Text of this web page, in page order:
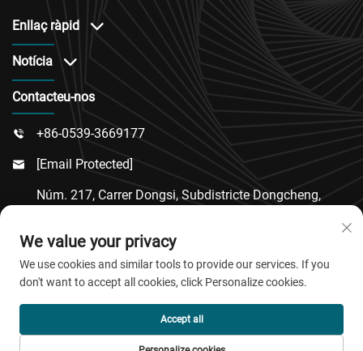
Enllaç ràpid
Notícia
Contacteu-nos
 +86-0539-3669177
 [email Protected]
Núm. 217, Carrer Dongsi, Subdistricte Dongcheng,
Shandong
Copyright © 2026 QingDao Jiaobao New Material Co.,Ltd.
Tots els drets reservats.
We value your privacy
We use cookies and similar tools to provide our services. If you
don't want to accept all cookies, click Personalize cookies.
Accept all